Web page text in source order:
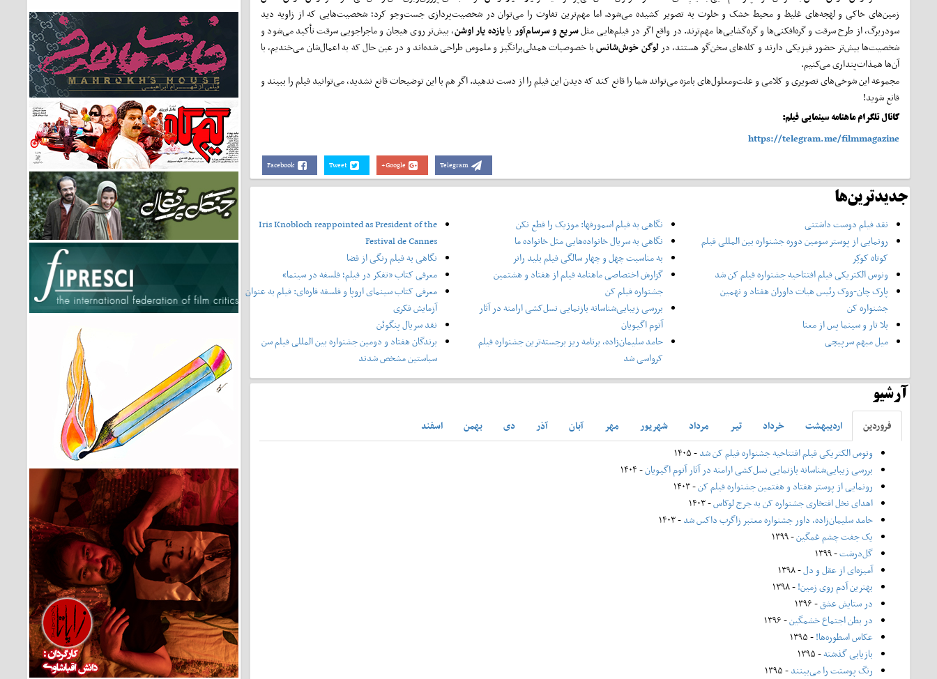
زمین‌های خاکی و لهجه‌های غلیظ و محیط خشک و خلوت به تصویر کشیده می‌شود. اما مهم‌ترین تفاوت را می‌توان در شخصیت‌پردازی جست‌و‌جو کرد؛ شخصیت‌هایی که از زاویه دید
سودربرگ، از طرح سرقت و گره‌افکنی‌ها و گره‌گشایی‌ها مهم‌ترند. در واقع اگر در فیلم‌هایی مثلسریع و سرسام‌آور یایازده یار اوشن، بیش‌تر روی هیجان و ماجراجویی سرقت ‌تأکید می‌شود و
شخصیت‌ها بیش‌تر حضور فیزیکی دارند و کله‌های سخن‌گو هستند، درلوگن خوش‌شانسبا خصوصیات همدلی‌برانگیز و ملموس طراحی شده‌اند و در عین حال که به اعمال‌شان می‌خندیم، با
آن‌ها همذات‌پنداری می‌کنیم.
مجموعه این شوخی‌های تصویری و کلامی و علت‌ومعلول‌های بامزه می‌تواند شما ‌را قانع کند ‌که دیدن این فیلم را از دست ندهید. اگر هم با این توضیحات قانع نشدید، می‌توانید فیلم را ببیند و
قانع شوید!
کانال تلگرام ماهنامه سینمایی فیلم:
https://telegram.me/filmmagazine
Facebook Tweet Google+ Telegram
جدیدترین‌ها
نقد فیلم دوست داشتنی
رونمایی از پوستر‌ سومین دوره جشنواره بین المللی فیلم
کوتاه کوکِر
ونوس الکتریکی فیلم افتتاحیه جشنواره فیلم کن شد
پارک چان-ووک رئیس هیات داوران هفتاد و نهمین
جشنواره کن
بلا تار و سینما پس از معنا
میل مبهم سرپیچی
نگاهی به فیلم اسمورفها: موزیک را قطع نکن
نگاهی به سریال خانواده‌هایی مثل خانواده ما
به مناسبت چهل و چهار سالگی فیلم بلید رانر
گزارش اختصاصی ماهنامه فیلم از هفتاد و هشتمین
جشنواره فیلم کن
بررسی زیبایی‌شناسانه بازنمایی نسل‌کشی ارامنه در آثار
آتوم اگیویان
حامد سلیمان‌زاده، برنامه ریز برجسته‌ترین جشنواره فیلم
کرواسی شد
Iris Knobloch reappointed as President of the
Festival de Cannes
نگاهی به فیلم رنگی از فضا
معرفی کتاب «تفکر در فیلم؛ فلسفه در سینما»
معرفی کتاب سینمای اروپا و فلسفه قاره‌ای: فیلم به عنوان
آزمایش فکری
نقد سریال پنگوئن
برندگان هفتاد و دومین جشنواره بین المللی فیلم سن
سباستین مشخص شدند
آرشیو
فروردين ارديبهشت خرداد تير مرداد شهريور مهر آبان آذر دی بهمن
اسفند
ونوس الکتریکی فیلم افتتاحیه جشنواره فیلم کن شد- ۱۴۰۵
بررسی زیبایی‌شناسانه بازنمایی نسل‌کشی ارامنه در آثار آتوم اگیویان- ۱۴۰۴
رونمایی از پوستر هفتاد و هفتمین جشنواره فیلم کن- ۱۴۰۳
اهدای نخل افتخاری جشنواره کن به جرج لوکاس- ۱۴۰۳
حامد سلیمان‌زاده، داور جشنواره معتبر زاگرب داکس شد- ۱۴۰۳
یک جفت چشم غمگین- ۱۳۹۹
گل‌درشت- ۱۳۹۹
آمیزه‌ای از عقل و دل- ۱۳۹۸
بهترین آدم روی زمین!- ۱۳۹۸
در ستایش عشق- ۱۳۹۶
در بطن اجتماع خشمگین- ۱۳۹۶
عکاس اسطوره‌ها!- ۱۳۹۵
بازیابی گذشته- ۱۳۹۵
رنگ پوستت را می‌بینند- ۱۳۹۵